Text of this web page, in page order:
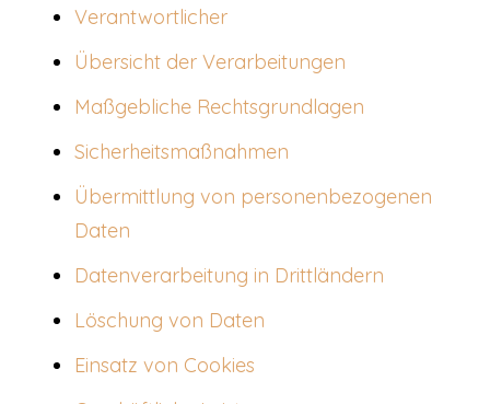
Verantwortlicher
Übersicht der Verarbeitungen
Maßgebliche Rechtsgrundlagen
Sicherheitsmaßnahmen
Übermittlung von personenbezogenen
Daten
Datenverarbeitung in Drittländern
Löschung von Daten
Einsatz von Cookies